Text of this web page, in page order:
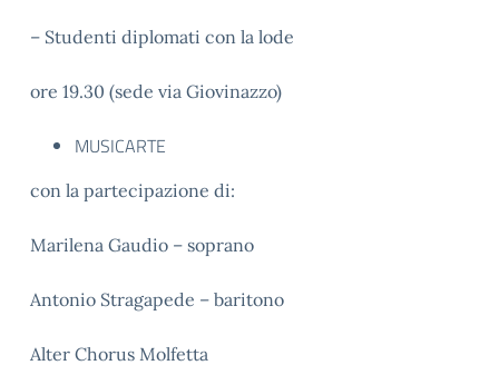
– Studenti diplomati con la lode
ore 19.30 (sede via Giovinazzo)
MUSICARTE
con la partecipazione di:
Marilena Gaudio – soprano
Antonio Stragapede – baritono
Alter Chorus Molfetta